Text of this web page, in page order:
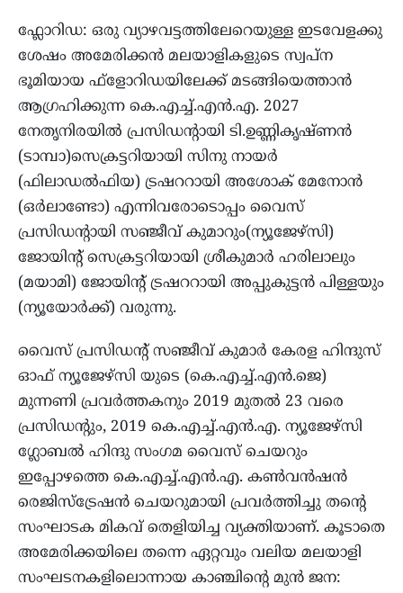
ഫ്ലോറിഡ: ഒരു വ്യാഴവട്ടത്തിലേറെയുള്ള ഇടവേളക്കു
ശേഷം അമേരിക്കൻ മലയാളികളുടെ സ്വപ്ന
ഭൂമിയായ ഫ്ളോറിഡയിലേക്ക് മടങ്ങിയെത്താൻ
ആഗ്രഹിക്കുന്ന കെ.എച്ച്.എൻ.എ. 2027
നേതൃനിരയിൽ പ്രസിഡന്റായി ടി.ഉണ്ണികൃഷ്ണൻ
(ടാമ്പാ)സെക്രട്ടറിയായി സിനു നായർ
(ഫിലാഡൽഫിയ) ട്രഷററായി അശോക് മേനോൻ
(ഒർലാണ്ടോ) എന്നിവരോടൊപ്പം വൈസ്
പ്രസിഡന്റായി സഞ്ജീവ് കുമാറും(ന്യൂജേഴ്‌സി)
ജോയിന്റ് സെക്രട്ടറിയായി ശ്രീകുമാർ ഹരിലാലും
(മയാമി) ജോയിന്റ് ട്രഷററായി അപ്പുകുട്ടൻ പിള്ളയും
(ന്യൂയോർക്ക്) വരുന്നു.
വൈസ് പ്രസിഡന്റ് സഞ്ജീവ് കുമാർ കേരള ഹിന്ദുസ്
ഓഫ് ന്യൂജേഴ്‌സി യുടെ (കെ.എച്ച്.എൻ.ജെ)
മുന്നണി പ്രവർത്തകനും 2019 മുതൽ 23 വരെ
പ്രസിഡന്റും, 2019 കെ.എച്ച്.എൻ.എ. ന്യൂജേഴ്‌സി
ഗ്ലോബൽ ഹിന്ദു സംഗമ വൈസ് ചെയറും
ഇപ്പോഴത്തെ കെ.എച്ച്.എൻ.എ. കൺവൻഷൻ
രെജിസ്ട്രേഷൻ ചെയറുമായി പ്രവർത്തിച്ചു തന്റെ
സംഘാടക മികവ് തെളിയിച്ച വ്യക്തിയാണ്. കൂടാതെ
അമേരിക്കയിലെ തന്നെ ഏറ്റവും വലിയ മലയാളി
സംഘടനകളിലൊന്നായ കാഞ്ചിന്റെ മുൻ ജന: